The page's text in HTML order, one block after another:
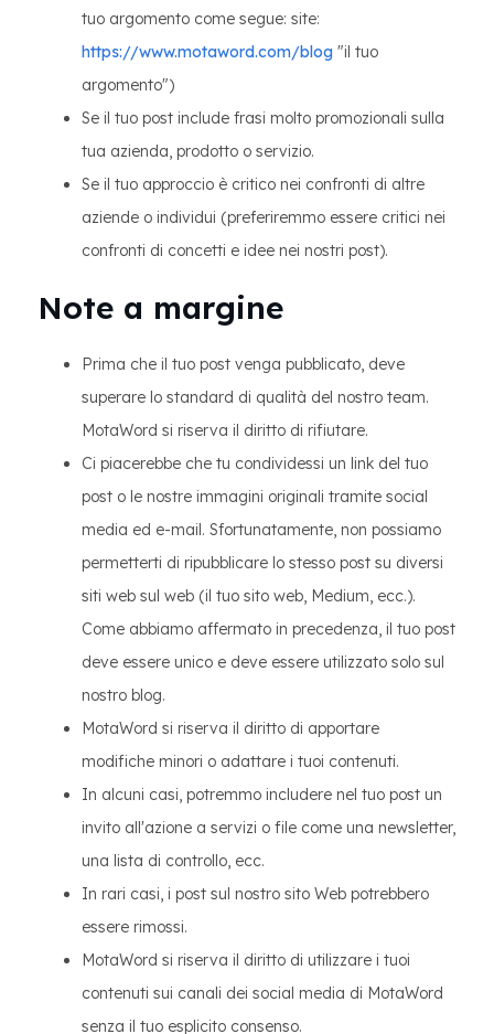
tuo argomento come segue: site:
https://www.motaword.com/blog "il tuo
argomento")
Se il tuo post include frasi molto promozionali sulla
tua azienda, prodotto o servizio.
Se il tuo approccio è critico nei confronti di altre
aziende o individui (preferiremmo essere critici nei
confronti di concetti e idee nei nostri post).
Note a margine
Prima che il tuo post venga pubblicato, deve
superare lo standard di qualità del nostro team.
MotaWord si riserva il diritto di rifiutare.
Ci piacerebbe che tu condividessi un link del tuo
post o le nostre immagini originali tramite social
media ed e-mail. Sfortunatamente, non possiamo
permetterti di ripubblicare lo stesso post su diversi
siti web sul web (il tuo sito web, Medium, ecc.).
Come abbiamo affermato in precedenza, il tuo post
deve essere unico e deve essere utilizzato solo sul
nostro blog.
MotaWord si riserva il diritto di apportare
modifiche minori o adattare i tuoi contenuti.
In alcuni casi, potremmo includere nel tuo post un
invito all'azione a servizi o file come una newsletter,
una lista di controllo, ecc.
In rari casi, i post sul nostro sito Web potrebbero
essere rimossi.
MotaWord si riserva il diritto di utilizzare i tuoi
contenuti sui canali dei social media di MotaWord
senza il tuo esplicito consenso.